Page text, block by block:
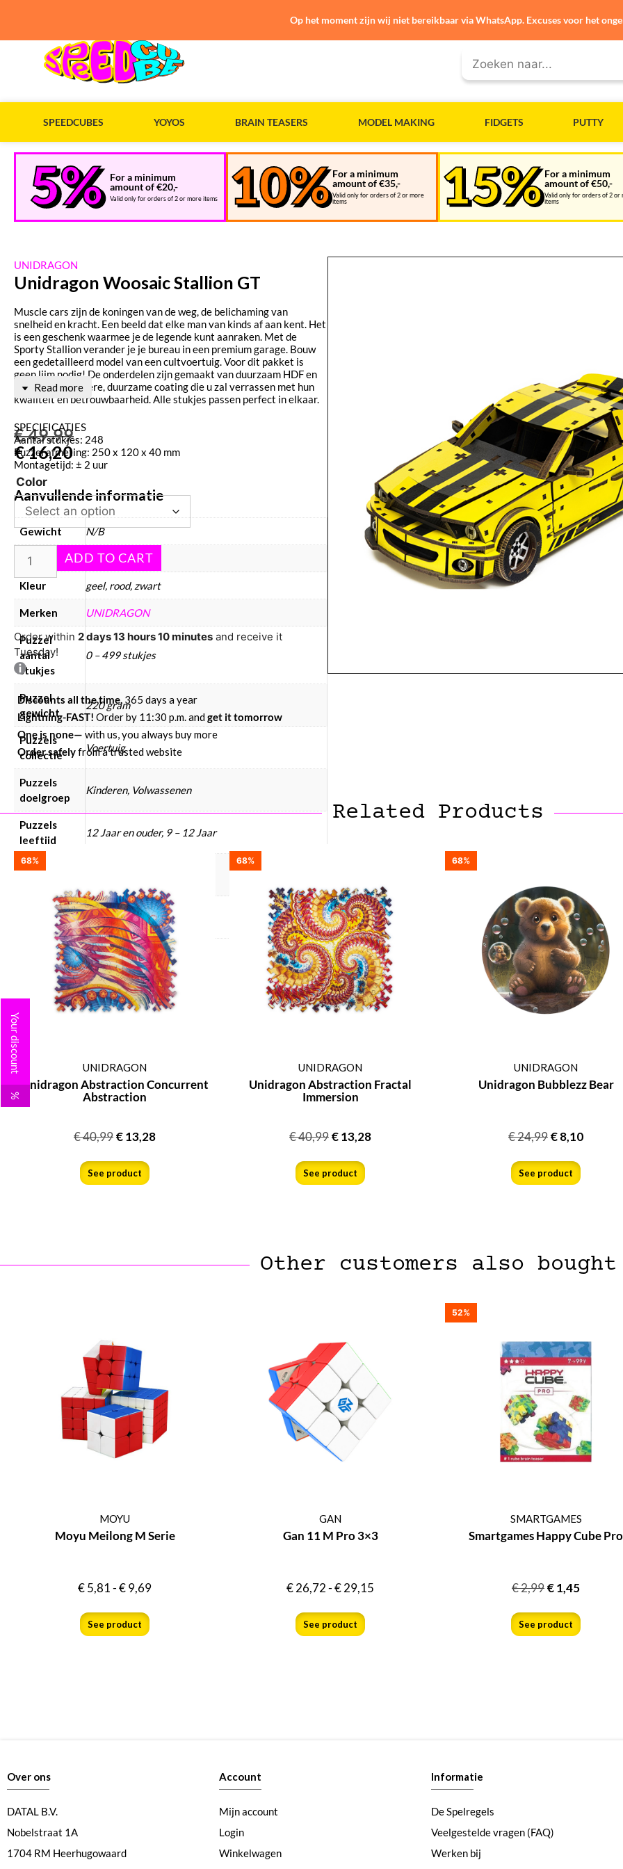
SPEEDCUBES YOYOS BRAIN TEASERS MODEL MAKING FIDGETS PUTTY
For a minimum
amount of €20,-
Valid only for orders of 2 or more items
For a minimum
amount of €35,-
Valid only for orders of 2 or more
items
For a minimum
amount of €50,-
Valid only for orders of 2 or
items
UNIDRAGON
Unidragon Woosaic Stallion GT
Muscle cars zijn de koningen van de weg, de belichaming van
snelheid en kracht. Een beeld dat elke man van kinds af aan kent. Het
is een geschenk waarmee je de legende kunt aanraken. Met de
Sporty Stallion verander je je bureau in een premium garage. Bouw
een gedetailleerd model van een cultvoertuig. Voor dit pakket is
geen lijm nodig! De onderdelen zijn gemaakt van duurzaam HDF en
hebben een heldere, duurzame coating die u zal verrassen met hun
kwaliteit en betrouwbaarheid. Alle stukjes passen perfect in elkaar.
SPECIFICATIES
Aantal stukjes: 248
Puzzel afmeting: 250 x 120 x 40 mm
Montagetijd: ± 2 uur
Aanvullende informatie
Gewicht N/B
Afmetingen N/B
Kleur geel, rood, zwart
Merken UNIDRAGON
Puzzel
aantal
stukjes
0 – 499 stukjes
Puzzel
gewicht
220 gram
Puzzels
collectie
Voertuig
Puzzels
doelgroep
Kinderen, Volwassenen
Puzzels
leeftijd
12 Jaar en ouder, 9 – 12 Jaar
Puzzels
Puzzels
prijsklasse
€ 25 – € 50
Read more
€49,99
€16,20
Color
Order within 2 days 13 hours 10 minutes and receive it
Tuesday!
Discounts all the time, 365 days a year
Lightning-FAST! Order by 11:30 p.m. andget it tomorrow
One is none— with us, you always buy more
Order safelyfrom a trusted website
Related Products
68%
UNIDRAGON
Unidragon Abstraction Concurrent
Abstraction
€40,99€13,28
See product
68%
UNIDRAGON
Unidragon Abstraction Fractal
Immersion
€40,99€13,28
See product
68%
UNIDRAGON
Unidragon Bubblezz Bear
€24,99€8,10
See product
Other customers also bought
MOYU
Moyu Meilong M Serie
€5,81-€9,69
See product
GAN
Gan 11 M Pro 3×3
€26,72-€29,15
See product
52%
SMARTGAMES
Smartgames Happy Cube Pro
€2,99€1,45
See product
Over ons
DATAL B.V.
Nobelstraat 1A
1704 RM Heerhugowaard
Account
Mijn account
Login
Winkelwagen
Informatie
De Spelregels
Veelgestelde vragen (FAQ)
Werken bij
Your discount
%
Op het moment zijn wij niet bereikbaar via WhatsApp. Excuses voor het